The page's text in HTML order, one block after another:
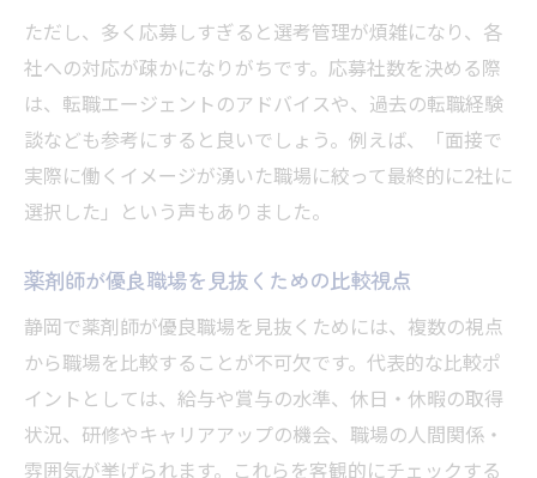
ただし、多く応募しすぎると選考管理が煩雑になり、各
社への対応が疎かになりがちです。応募社数を決める際
は、転職エージェントのアドバイスや、過去の転職経験
談なども参考にすると良いでしょう。例えば、「面接で
実際に働くイメージが湧いた職場に絞って最終的に2社に
選択した」という声もありました。
薬剤師が優良職場を見抜くための比較視点
静岡で薬剤師が優良職場を見抜くためには、複数の視点
から職場を比較することが不可欠です。代表的な比較ポ
イントとしては、給与や賞与の水準、休日・休暇の取得
状況、研修やキャリアアップの機会、職場の人間関係・
雰囲気が挙げられます。これらを客観的にチェックする